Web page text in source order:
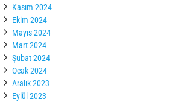
Kasım 2024
Ekim 2024
Mayıs 2024
Mart 2024
Şubat 2024
Ocak 2024
Aralık 2023
Eylül 2023